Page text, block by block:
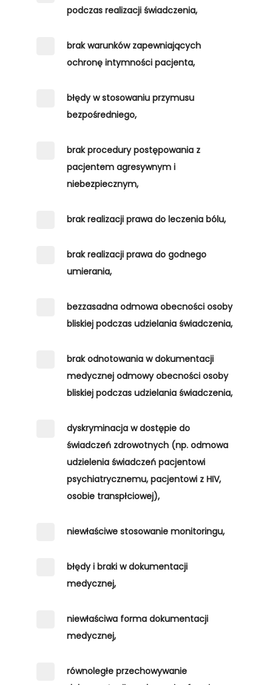
podczas realizacji świadczenia,
brak warunków zapewniających
ochronę intymności pacjenta,
błędy w stosowaniu przymusu
bezpośredniego,
brak procedury postępowania z
pacjentem agresywnym i
niebezpiecznym,
brak realizacji prawa do leczenia bólu,
brak realizacji prawa do godnego
umierania,
bezzasadna odmowa obecności osoby
bliskiej podczas udzielania świadczenia,
brak odnotowania w dokumentacji
medycznej odmowy obecności osoby
bliskiej podczas udzielania świadczenia,
dyskryminacja w dostępie do
świadczeń zdrowotnych (np. odmowa
udzielenia świadczeń pacjentowi
psychiatrycznemu, pacjentowi z HIV,
osobie transpłciowej),
niewłaściwe stosowanie monitoringu,
błędy i braki w dokumentacji
medycznej,
niewłaściwa forma dokumentacji
medycznej,
równoległe przechowywanie